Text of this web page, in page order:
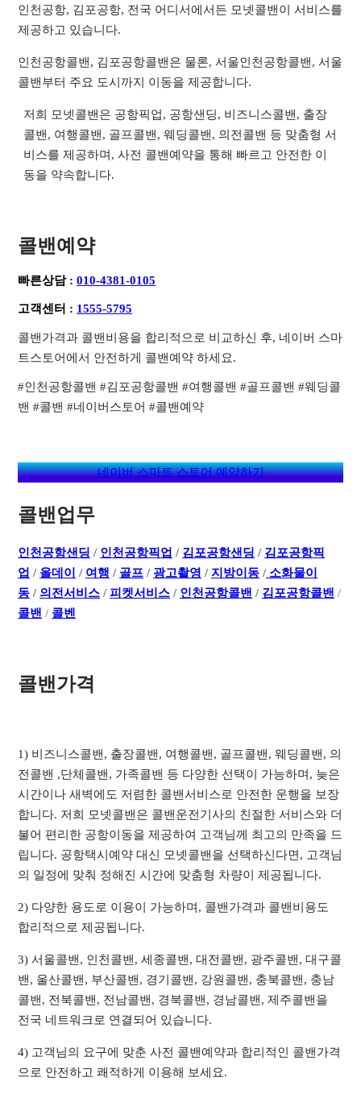
인천공항, 김포공항, 전국 어디서에서든 모넷콜밴이 서비스를
제공하고 있습니다.
인천공항콜밴, 김포공항콜밴은 물론, 서울인천공항콜밴, 서울
콜밴부터 주요 도시까지 이동을 제공합니다.
저희 모넷콜밴은 공항픽업, 공항샌딩, 비즈니스콜밴, 출장
콜밴, 여행콜밴, 골프콜밴, 웨딩콜밴, 의전콜밴 등 맞춤형 서
비스를 제공하며, 사전 콜밴예약을 통해 빠르고 안전한 이
동을 약속합니다.
콜밴예약
빠른상담 :010-4381-0105
고객센터 : 1555-5795
콜밴가격과 콜밴비용을 합리적으로 비교하신 후, 네이버 스마
트스토어에서 안전하게 콜밴예약 하세요.
#인천공항콜밴 #김포공항콜밴 #여행콜밴 #골프콜밴 #웨딩콜
밴 #콜밴 #네이버스토어 #콜밴예약
네이버 스마트 스토어 예약하기
콜밴업무
인천공항샌딩 / 인천공항픽업 / 김포공항샌딩 / 김포공항픽
업 / 올데이 / 여행 / 골프 / 광고촬영 /지방이동 /소화물이
동 / 의전서비스 /피켓서비스 / 인천공항콜밴 / 김포공항콜밴 /
콜밴 / 콜벤
콜밴가격
1) 비즈니스콜밴, 출장콜밴, 여행콜밴, 골프콜밴, 웨딩콜밴, 의
전콜밴 ,단체콜밴, 가족콜밴 등 다양한 선택이 가능하며, 늦은
시간이나 새벽에도 저렴한 콜밴서비스로 안전한 운행을 보장
합니다. 저희 모넷콜밴은 콜밴운전기사의 친절한 서비스와 더
불어 편리한 공항이동을 제공하여 고객님께 최고의 만족을 드
립니다. 공항택시예약 대신 모넷콜밴을 선택하신다면, 고객님
의 일정에 맞춰 정해진 시간에 맞춤형 차량이 제공됩니다.
2) 다양한 용도로 이용이 가능하며, 콜밴가격과 콜밴비용도
합리적으로 제공됩니다.
3) 서울콜밴, 인천콜밴, 세종콜밴, 대전콜밴, 광주콜밴, 대구콜
밴, 울산콜밴, 부산콜밴, 경기콜밴, 강원콜밴, 충북콜밴, 충남
콜밴, 전북콜밴, 전남콜밴, 경북콜밴, 경남콜밴, 제주콜밴을
전국 네트워크로 연결되어 있습니다.
4) 고객님의 요구에 맞춘 사전 콜밴예약과 합리적인 콜밴가격
으로 안전하고 쾌적하게 이용해 보세요.